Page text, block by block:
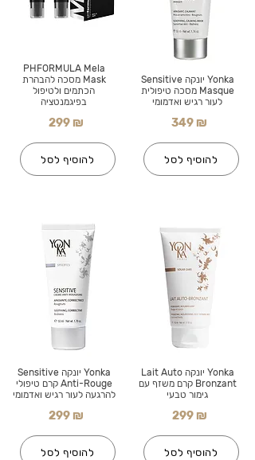
PHFORMULA Mela
Mask מסכה להבהרת
הכתמים ולטיפול
בפיגמנטציה
299 ₪
להוסיף לסל
Yonka יונקה Sensitive
Anti-Rouge קרם טיפולי
להרגעה לעור רגיש ואדמומי
299 ₪
להוסיף לסל
Yonka יונקה Sensitive
Masque מסכה טיפולית
לעור רגיש ואדמומי
349 ₪
להוסיף לסל
Yonka יונקה Lait Auto
Bronzant קרם משזף עם
גימור טבעי
299 ₪
להוסיף לסל